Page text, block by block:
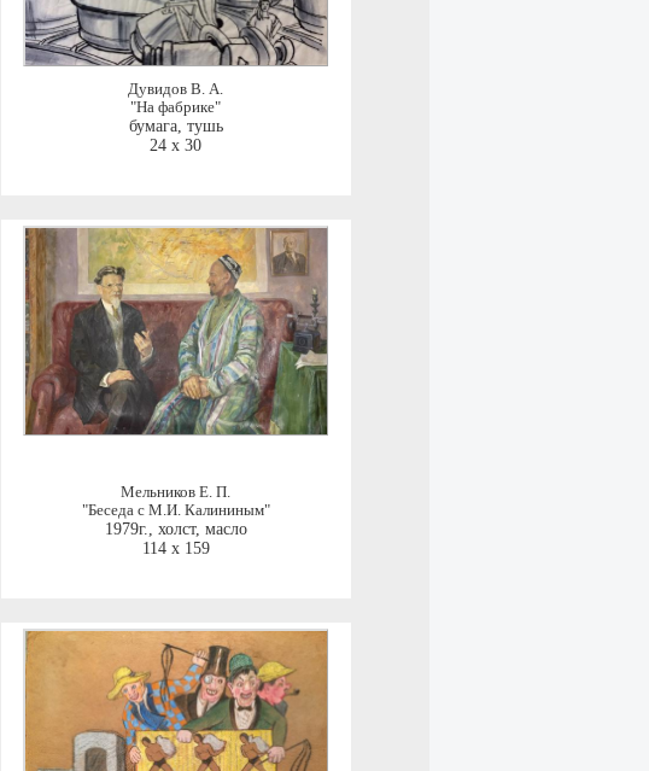
Дувидов В. А.
"На фабрике"
бумага, тушь
24 x 30
Мельников Е. П.
"Беседа с М.И. Калининым"
1979г., холст, масло
114 x 159